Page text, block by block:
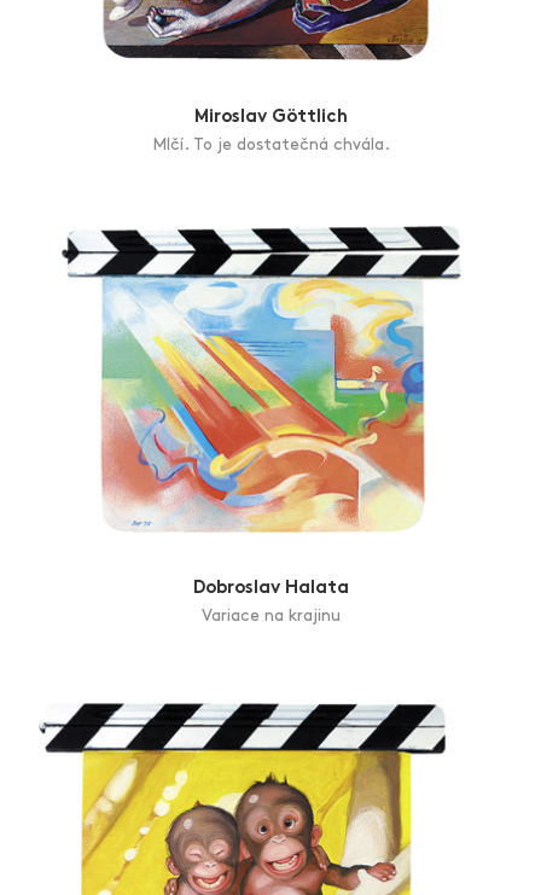
Miroslav Göttlich
Mlčí. To je dostatečná chvála.
Dobroslav Halata
Variace na krajinu